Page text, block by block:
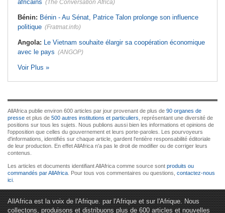
africains (The Conversation Africa)
Bénin: Bénin - Au Sénat, Patrice Talon prolonge son influence
politique (Fratmat.info)
Angola: Le Vietnam souhaite élargir sa coopération économique
avec le pays (ANGOP)
Voir Plus »
AllAfrica publie environ 600 articles par jour provenant de plus de 90 organes de
presse et plus de 500 autres institutions et particuliers , représentant une diversité de
positions sur tous les sujets. Nous publions aussi bien les informations et opinions de
l'opposition que celles du gouvernement et leurs porte-paroles. Les pourvoyeurs
d'informations, identifiés sur chaque article, gardent l'entière responsabilité éditoriale
de leur production. En effet AllAfrica n'a pas le droit de modifier ou de corriger leurs
contenus.
Les articles et documents identifiant AllAfrica comme source sont produits ou
commandés par AllAfrica . Pour tous vos commentaires ou questions, contactez-nous
ici
AllAfrica est la voix de l'Afrique. par l'Afrique et sur l'Afrique. Nous
collectons, produisons et distribuons plus de 600 articles et nouvelles